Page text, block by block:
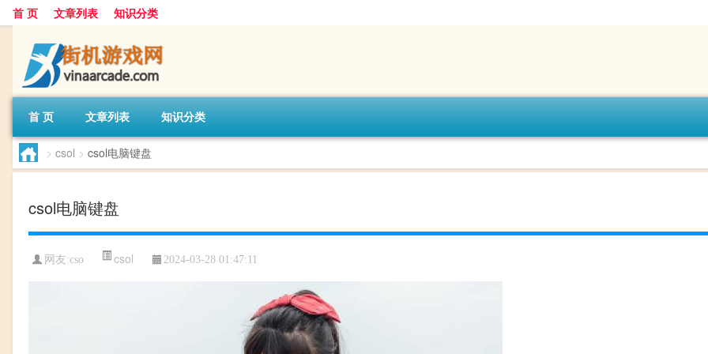
首 页 文章列表 知识分类
首 页 文章列表 知识分类
> csol > csol电脑键盘
csol电脑键盘
网友:cso csol 2024-03-28 01:47:11